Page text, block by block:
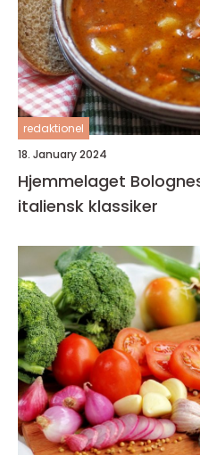
redaktionel
18. January 2024
Hjemmelaget
italiensk klassiker